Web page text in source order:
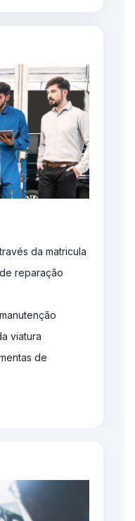
da matricula
reparação
viatura
de